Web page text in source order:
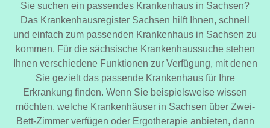
Sie suchen ein passendes Krankenhaus in Sachsen?
Das Krankenhausregister Sachsen hilft Ihnen, schnell
und einfach zum passenden Krankenhaus in Sachsen zu
kommen. Für die sächsische Krankenhaussuche stehen
Ihnen verschiedene Funktionen zur Verfügung, mit denen
Sie gezielt das passende Krankenhaus für Ihre
Erkrankung finden. Wenn Sie beispielsweise wissen
möchten, welche Krankenhäuser in Sachsen über Zwei-
Bett-Zimmer verfügen oder Ergotherapie anbieten, dann